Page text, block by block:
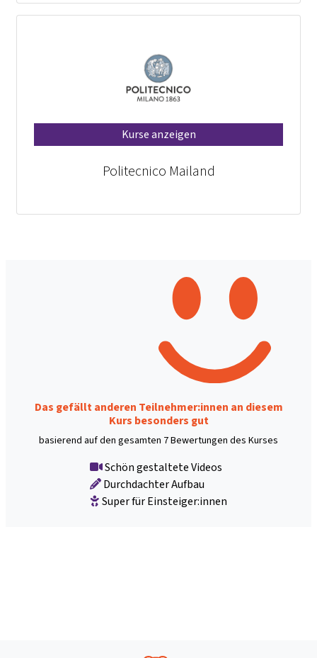
Kurse anzeigen
Politecnico Mailand
Das gefällt anderen Teilnehmer:innen an diesem
Kurs besonders gut
basierend auf den gesamten 7 Bewertungen des Kurses
Schön gestaltete Videos
Durchdachter Aufbau
Super für Einsteiger:innen